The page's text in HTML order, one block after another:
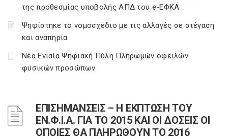
της προθεσμίας υποβολής ΑΠΔ του e-ΕΦΚΑ
Ψηφίστηκε το νομοσχέδιο με τις αλλαγές σε στέγαση
και αναπηρία
Νέα Ενιαία Ψηφιακή Πύλη Πληρωμών οφειλών
φυσικών προσώπων
ΕΠΙΣΗΜΑΝΣΕΙΣ – Η ΕΚΠΤΩΣΗ ΤΟΥ
ΕΝ.Φ.Ι.Α. ΓΙΑ ΤΟ 2015 ΚΑΙ ΟΙ ΔΟΣΕΙΣ ΟΙ
ΟΠΟΙΕΣ ΘΑ ΠΛΗΡΩΘΟΥΝ ΤΟ 2016